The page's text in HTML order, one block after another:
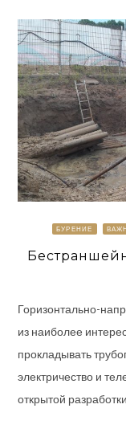
БУРЕНИЕ
Горизонтально-
из наиболее
прокладывать
электричество и
открытой